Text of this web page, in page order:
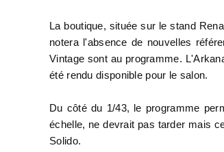
La boutique, située sur le stand
notera l'absence de nouvelles
Vintage sont au programme.
été rendu disponible pour le salon.
Du côté du 1/43, le programme
échelle, ne devrait pas tarder mais
Solido.